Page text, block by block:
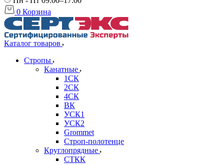
0 Корзина
Каталог товаров
Стропы
Канатные
1СК
2СК
4СК
ВК
УСК1
УСК2
Grommet
Строп-полотенце
Круглопрядные
СТКК